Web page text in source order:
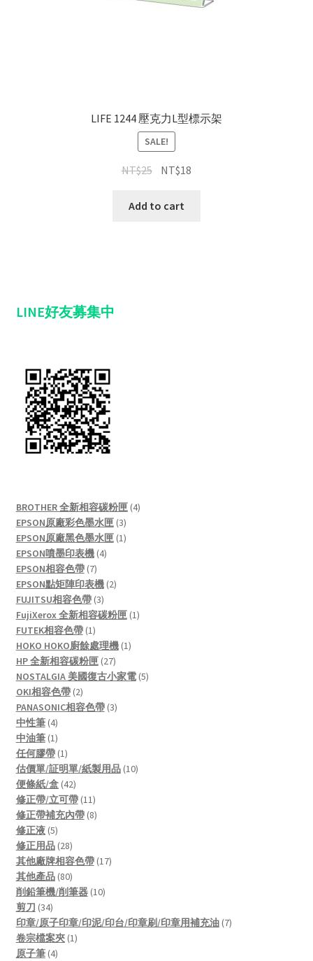
LIFE 1244 壓克力L型標示架
SALE!
NT$25 NT$18
Add to cart
LINE好友募集中
BROTHER 全新相容碳粉匣 44
EPSON原廠彩色墨水匣 33
products
EPSON原廠黑色墨水匣 11
EPSON噴墨印表機 44
EPSON相容色帶 77
products
EPSON點矩陣印表機 22
FUJITSU相容色帶 33
products
FujiXerox 全新相容碳粉匣 11
FUTEK相容色帶 11
product
HOKO HOKO廚餘處理機 11
HP 全新相容碳粉匣 2727
products
NOSTALGIA 美國復古小家電 55
OKI相容色帶 22
products
PANASONIC相容色帶 33
中性筆 44
products
中油筆 11
product
任何膠帶 11
product
估價單/証明單/紙製用品 1010
便條紙/盒 4242
products
修正帶/立可帶 1111
products
修正帶補充內帶 88
修正液 55
products
修正用品 2828
products
其他廠牌相容色帶 1717
其他產品 8080
products
削鉛筆機/削筆器 1010
剪刀 3434
products
印章/原子印章/印泥/印台/印章刷/印章用補充油 77
卷宗檔案夾 11
原子筆 44